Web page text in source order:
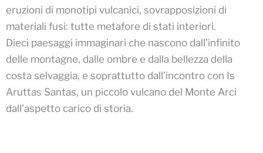
eruzioni di monotipi vulcanici, sovrapposizioni di
materiali fusi: tutte metafore di stati interiori.
Dieci paesaggi immaginari che nascono dall’infinito
delle montagne, dalle ombre e dalla bellezza della
costa selvaggia, e soprattutto dall’incontro con Is
Aruttas Santas, un piccolo vulcano del Monte Arci
dall’aspetto carico di storia.